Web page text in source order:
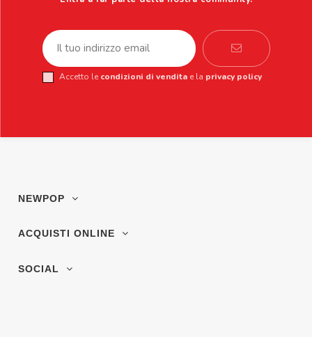
Accetto le condizioni di venditae la privacy policy
NEWPOP
ACQUISTI ONLINE
SOCIAL